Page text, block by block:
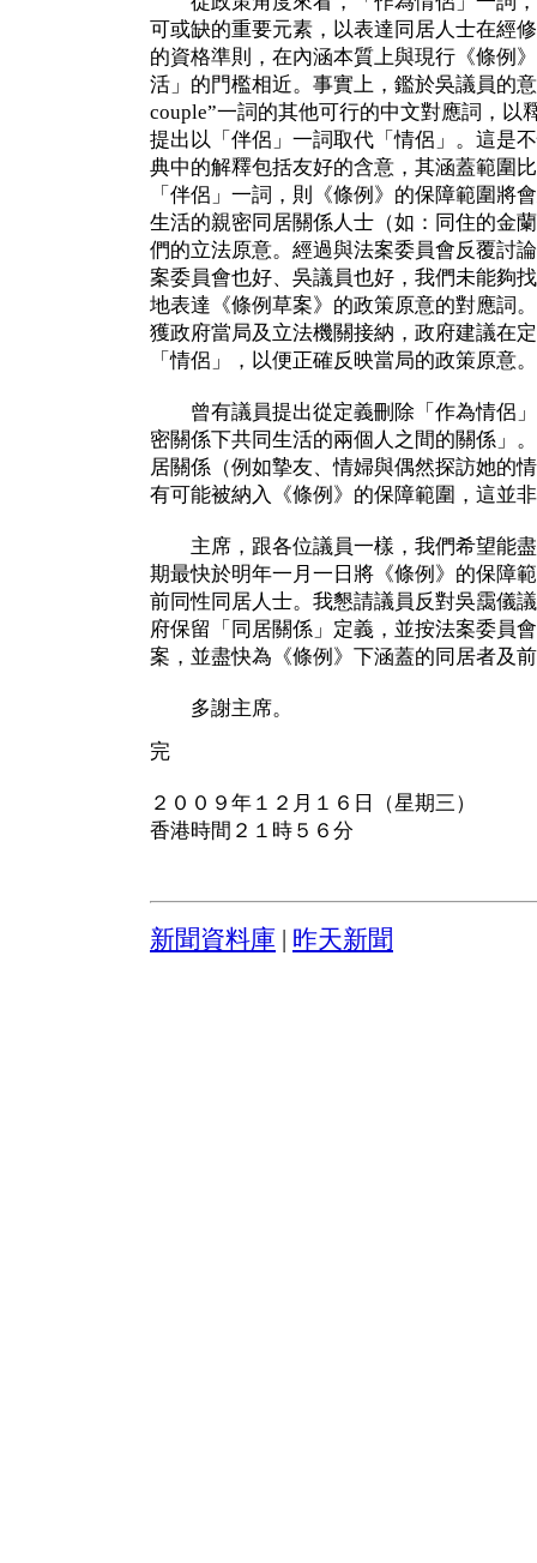
可或缺的重要元素，以表達同居人士在經
的資格準則，在內涵本質上與現行《條例
活」的門檻相近。事實上，鑑於吳議員的
couple”一詞的其他可行的中文對應詞，以
提出以「伴侶」一詞取代「情侶」。這是
典中的解釋包括友好的含意，其涵蓋範圍
「伴侶」一詞，則《條例》的保障範圍將
生活的親密同居關係人士（如：同住的金
們的立法原意。經過與法案委員會反覆討
案委員會也好、吳議員也好，我們未能夠
地表達《條例草案》的政策原意的對應詞
獲政府當局及立法機關接納，政府建議在
「情侶」，以便正確反映當局的政策原意。
曾有議員提出從定義刪除「作為情侶」
密關係下共同生活的兩個人之間的關係」
居關係（例如摯友、情婦與偶然探訪她的
有可能被納入《條例》的保障範圍，這並
主席，跟各位議員一樣，我們希望能盡
期最快於明年一月一日將《條例》的保障
前同性同居人士。我懇請議員反對吳靄儀
府保留「同居關係」定義，並按法案委員
案，並盡快為《條例》下涵蓋的同居者及
多謝主席。
完
２００９年１２月１６日（星期三）
香港時間２１時５６分
新聞資料庫 昨天新聞